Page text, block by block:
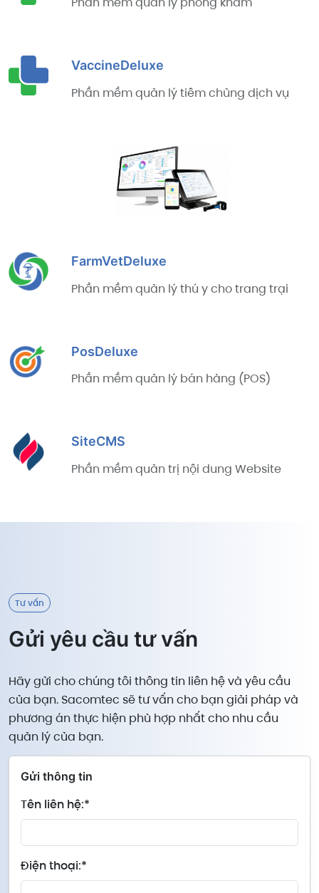
VaccineDeluxe
Phần mềm quản lý tiêm chủng dịch vụ
FarmVetDeluxe
Phần mềm quản lý thú y cho trang trại
PosDeluxe
Phần mềm quản lý bán hàng (POS)
SiteCMS
Phần mềm quản trị nội dung Website
Tư vấn
Gửi yêu cầu tư vấn
Hãy gửi cho chúng tôi thông tin liên hệ và yêu cầu
của bạn. Sacomtec sẽ tư vấn cho bạn giải pháp và
phương án thực hiện phù hợp nhất cho nhu cầu
quản lý của bạn.
Gửi thông tin
Tên liên hệ:*
Điện thoại:*